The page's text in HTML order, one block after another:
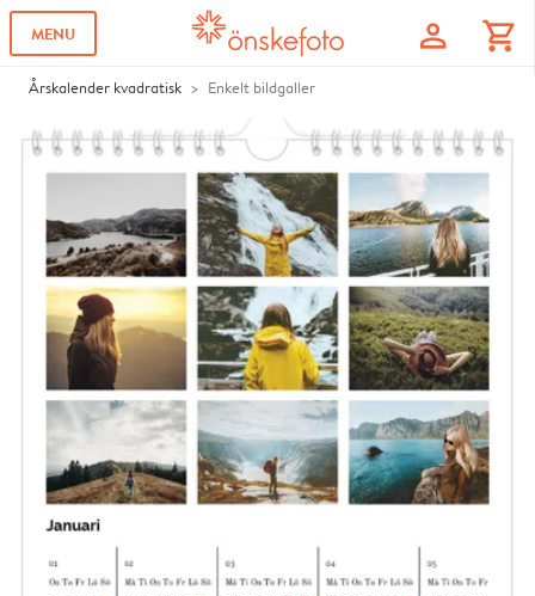
MENU profile shopping_cart
Årskalender kvadratisk Enkelt bildgaller